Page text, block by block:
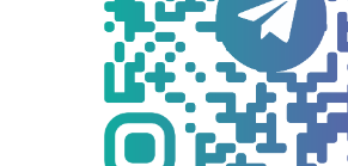
в Ленобласти растет – их
прошлого года. При этом доля
и планируется увеличивать их
Ленинградской области
Интересные кейсы
сбыта. К примеру, ООО “Копорский